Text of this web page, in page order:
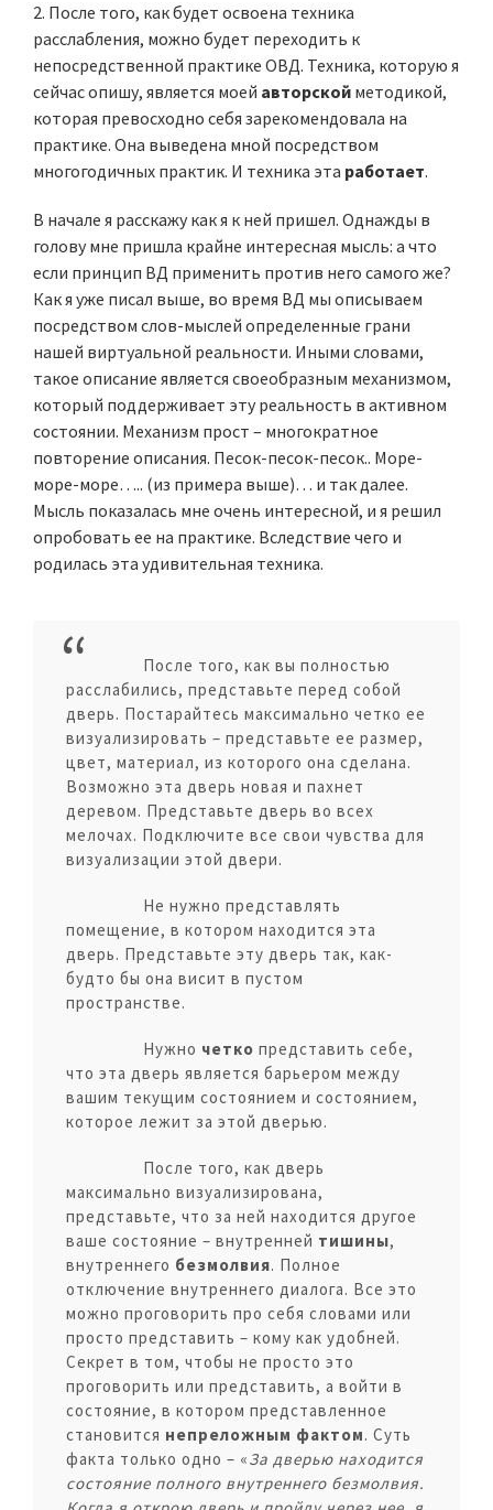
2. После того, как будет освоена техника
расслабления, можно будет переходить к
непосредственной практике ОВД. Техника, которую я
сейчас опишу, является моей авторской методикой,
которая превосходно себя зарекомендовала на
практике. Она выведена мной посредством
многогодичных практик. И техника эта работает.
В начале я расскажу как я к ней пришел. Однажды в
голову мне пришла крайне интересная мысль: а что
если принцип ВД применить против него самого же?
Как я уже писал выше, во время ВД мы описываем
посредством слов-мыслей определенные грани
нашей виртуальной реальности. Иными словами,
такое описание является своеобразным механизмом,
который поддерживает эту реальность в активном
состоянии. Механизм прост – многократное
повторение описания. Песок-песок-песок.. Море-
море-море….. (из примера выше)… и так далее.
Мысль показалась мне очень интересной, и я решил
опробовать ее на практике. Вследствие чего и
родилась эта удивительная техника.
После того, как вы полностью
расслабились, представьте перед собой
дверь. Постарайтесь максимально четко ее
визуализировать – представьте ее размер,
цвет, материал, из которого она сделана.
Возможно эта дверь новая и пахнет
деревом. Представьте дверь во всех
мелочах. Подключите все свои чувства для
визуализации этой двери.
Не нужно представлять
помещение, в котором находится эта
дверь. Представьте эту дверь так, как-
будто бы она висит в пустом
пространстве.
Нужно четко представить себе,
что эта дверь является барьером между
вашим текущим состоянием и состоянием,
которое лежит за этой дверью.
После того, как дверь
максимально визуализирована,
представьте, что за ней находится другое
ваше состояние – внутренней тишины,
внутреннего безмолвия. Полное
отключение внутреннего диалога. Все это
можно проговорить про себя словами или
просто представить – кому как удобней.
Секрет в том, чтобы не просто это
проговорить или представить, а войти в
состояние, в котором представленное
становится непреложным фактом. Суть
факта только одно – «За дверью находится
состояние полного внутреннего безмолвия.